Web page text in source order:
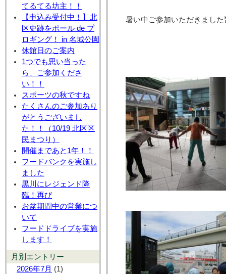
てるてる坊主！！
【申込み受付中！】北
区史跡をポール de プ
ロギング！ in 名城公園
休館日のご案内
1つでも思い当った
ら、ご参加くださ
い！！
スポーツの秋ですね
たくさんのご参加あり
がとうございまし
た！！（10/19 北区区
民まつり）
開催まであと1年！！
フードバンクを実施し
ました
黒川にレジェンド降
臨！再び
お盆期間中の営業につ
いて
フードドライブを実施
します！
月別エントリー
2026年7月 (1)
暑い中ご参加いただきまし